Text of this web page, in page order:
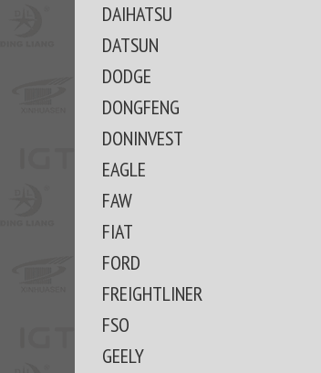
DAIHATSU
DATSUN
DODGE
DONGFENG
DONINVEST
EAGLE
FAW
FIAT
FORD
FREIGHTLINER
FSO
GEELY